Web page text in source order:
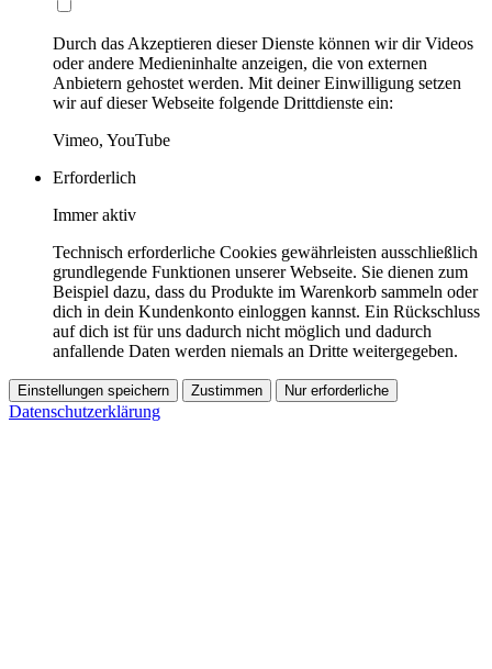
Durch das Akzeptieren dieser Dienste können wir dir Videos
oder andere Medieninhalte anzeigen, die von externen
Anbietern gehostet werden. Mit deiner Einwilligung setzen
wir auf dieser Webseite folgende Drittdienste ein:
Vimeo, YouTube
Erforderlich
Immer aktiv
Technisch erforderliche Cookies gewährleisten ausschließlich
grundlegende Funktionen unserer Webseite. Sie dienen zum
Beispiel dazu, dass du Produkte im Warenkorb sammeln oder
dich in dein Kundenkonto einloggen kannst. Ein Rückschluss
auf dich ist für uns dadurch nicht möglich und dadurch
anfallende Daten werden niemals an Dritte weitergegeben.
Einstellungen speichern Zustimmen Nur erforderliche
Datenschutzerklärung